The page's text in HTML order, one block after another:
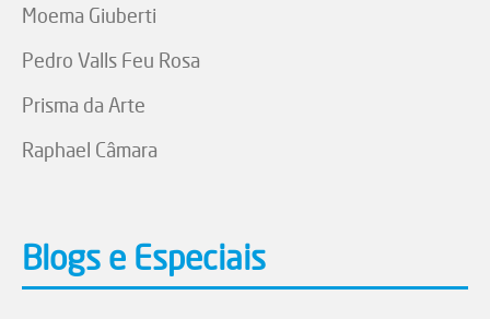
Moema Giuberti
Pedro Valls Feu Rosa
Prisma da Arte
Raphael Câmara
Blogs e Especiais